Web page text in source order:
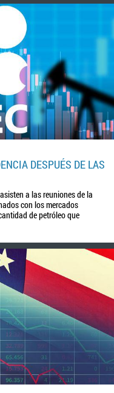
DESPUÉS DE LAS
a las reuniones de la
con los mercados
de petróleo que